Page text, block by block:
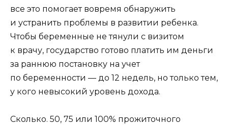
все это помогает вовремя обнаружить
и устранить проблемы в развитии ребенка.
Чтобы беременные не тянули с визитом
к врачу, государство готово платить им деньги
за раннюю постановку на учет
по беременности — до 12 недель, но только тем,
у кого невысокий уровень дохода.
Сколько. 50, 75 или 100% прожиточного